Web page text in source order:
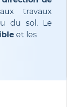
travaux
du sol. Le
et les